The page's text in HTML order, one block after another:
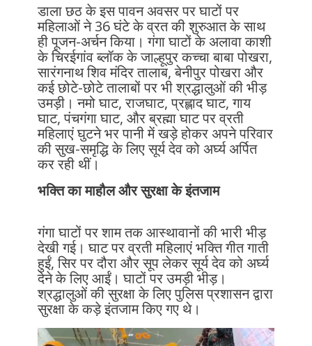
डाला छठ के इस पावन अवसर पर घाटों पर
महिलाओं ने 36 घंटे के व्रत की शुरुआत के साथ
ही पूजन-अर्चन किया। गंगा घाटों के अलावा काशी
के चिरईगांव ब्लॉक के जाल्हूपुर कच्चा बाबा पोखरा,
सारंगनाथ शिव मंदिर तालाब, बेनीपुर पोखरा और
कई छोटे-छोटे तालाबों पर भी श्रद्धालुओं की भीड़
उमड़ी। नमो घाट, राजघाट, प्रह्लाद घाट, गाय
घाट, पंचगंगा घाट, और ब्रह्मा घाट पर व्रती
महिलाएं घुटने भर पानी में खड़े होकर अपने परिवार
की सुख-समृद्धि के लिए सूर्य देव को अर्घ्य अर्पित
कर रही थीं।
भक्ति का माहौल और सुरक्षा के इंतजाम
गंगा घाटों पर शाम तक आस्थावानों की भारी भीड़
देखी गई। घाट पर व्रती महिलाएं भक्ति गीत गाती
हुईं, सिर पर दौरा और सूप लेकर सूर्य देव को अर्घ्य
देने के लिए आईं। घाटों पर उमड़ी भीड़।
श्रद्धालुओं की सुरक्षा के लिए पुलिस प्रशासन द्वारा
सुरक्षा के कड़े इंतजाम किए गए थे।